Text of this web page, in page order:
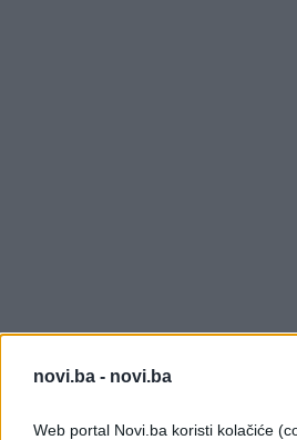
novi.ba - novi.ba
Web portal Novi.ba koristi kolačiće